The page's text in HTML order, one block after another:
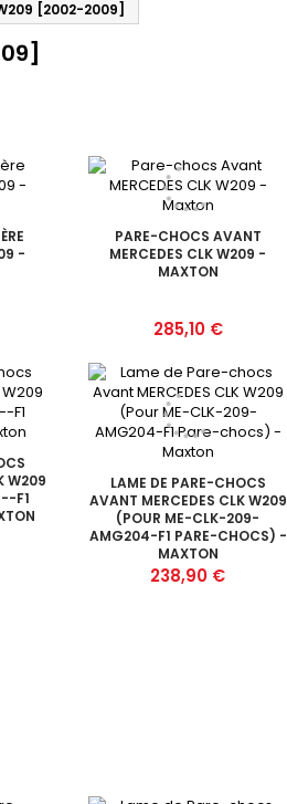
[2002-2009]
-
PARE-CHOCS AVANT
MERCEDES CLK W209 -
MAXTON
Prix
285,10 €
W209
F1
LAME DE PARE-CHOCS
AVANT MERCEDES CLK W209
(POUR ME-CLK-209-
AMG204-F1 PARE-CHOCS) -
MAXTON
Prix
238,90 €